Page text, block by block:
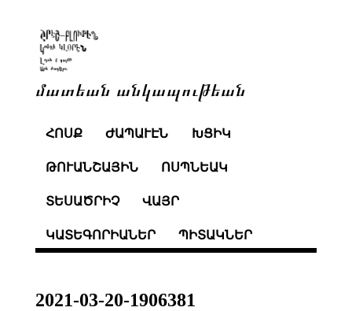
մատեան անկապութեան
ՀՈՍՔ ԺԱՊԱՒԷՆ ԽՑԻԿ
ԹՈՒԱՆՇԱՅԻՆ ՈՍՊՆԵԱԿ
ՏԵՍԱԾՐԻՉ ՎԱՅՐ
ԿԱՏԵԳՈՐԻԱՆԵՐ ՊԻՏԱԿՆԵՐ
2021-03-20-1906381